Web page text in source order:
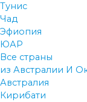
Тунис
Чад
Эфиопия
ЮАР
Все страны
из Австралии И
Австралия
Кирибати